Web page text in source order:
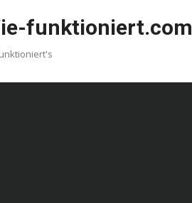
funktioniert.com